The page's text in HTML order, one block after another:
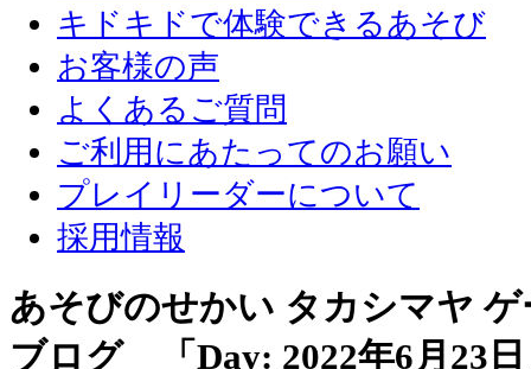
キドキドで体験できるあそび
お客様の声
よくあるご質問
ご利用にあたってのお願い
プレイリーダーについて
採用情報
あそびのせかい タカシマヤ
ブログ 「Day: 2022年6月23日